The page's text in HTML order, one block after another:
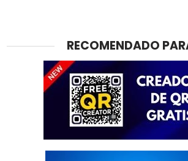
RECOMENDADO